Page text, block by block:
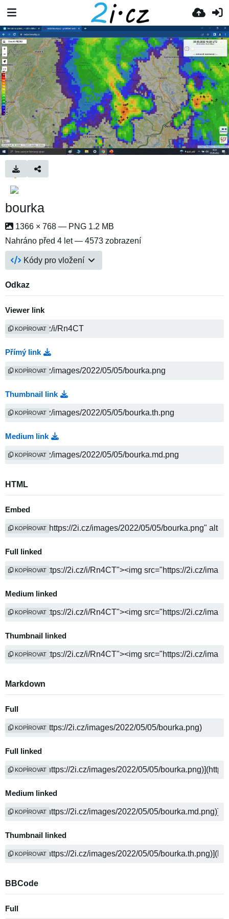
bourka
1366 × 768 — PNG 1.2 MB
Nahráno před 4 let— 4573 zobrazení
Kódy pro vložení
Odkaz
Viewer link
KOPÍROVAT
Přímý link
KOPÍROVAT
Thumbnail link
KOPÍROVAT
Medium link
KOPÍROVAT
HTML
Embed
KOPÍROVAT
Full linked
KOPÍROVAT
Medium linked
KOPÍROVAT
Thumbnail linked
KOPÍROVAT
Markdown
Full
KOPÍROVAT
Full linked
KOPÍROVAT
Medium linked
KOPÍROVAT
Thumbnail linked
KOPÍROVAT
BBCode
Full